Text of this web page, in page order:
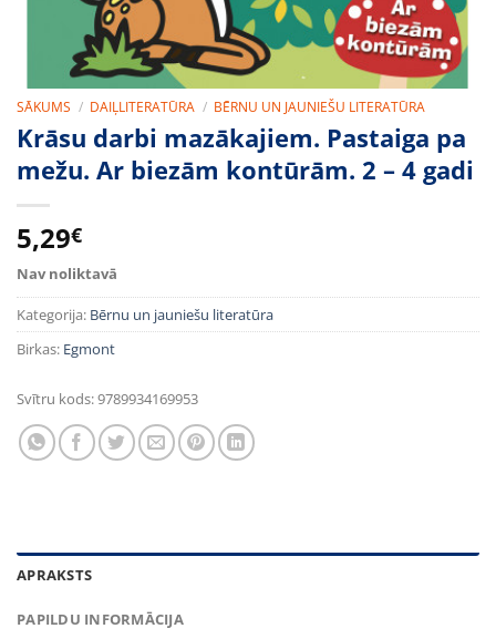
SĀKUMS / DAIĻLITERATŪRA / BĒRNU UN JAUNIEŠU LITERATŪRA
Krāsu darbi mazākajiem. Pastaiga pa
mežu. Ar biezām kontūrām. 2 – 4 gadi
5,29€
Nav noliktavā
Kategorija: Bērnu un jauniešu literatūra
Birkas: Egmont
Svītru kods:9789934169953
APRAKSTS
PAPILDU INFORMĀCIJA